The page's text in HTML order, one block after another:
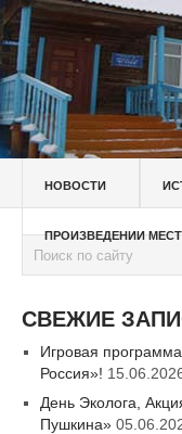
НОВОСТИ
ПРОИЗВЕДЕНИИ
СВЕЖИЕ
Игровая
Россия»!
День Эколога,
Пушкина»